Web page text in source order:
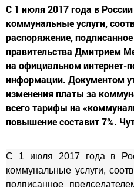
С 1 июля 2017 года в
коммунальные услуги,
распоряжение,
правительства Дмитрием
на официальном интернет-
информации. Документом
изменения платы за
всего тарифы на
повышение составит 7%.
С 1 июля 2017 года в
коммунальные услуги,
подписанное